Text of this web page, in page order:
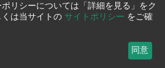
リシーについては「詳細を見る」をク
は当サイトの サイトポリシー をご確
同意